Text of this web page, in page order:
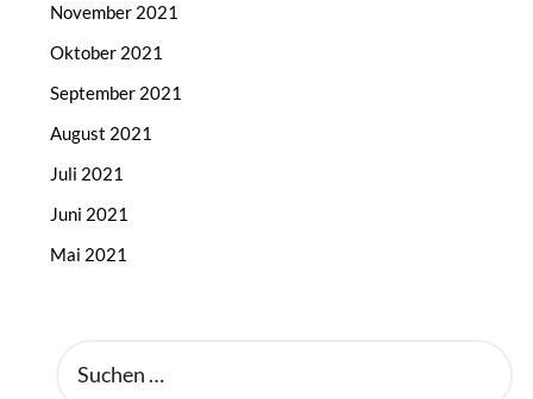
November 2021
Oktober 2021
September 2021
August 2021
Juli 2021
Juni 2021
Mai 2021
NACH: